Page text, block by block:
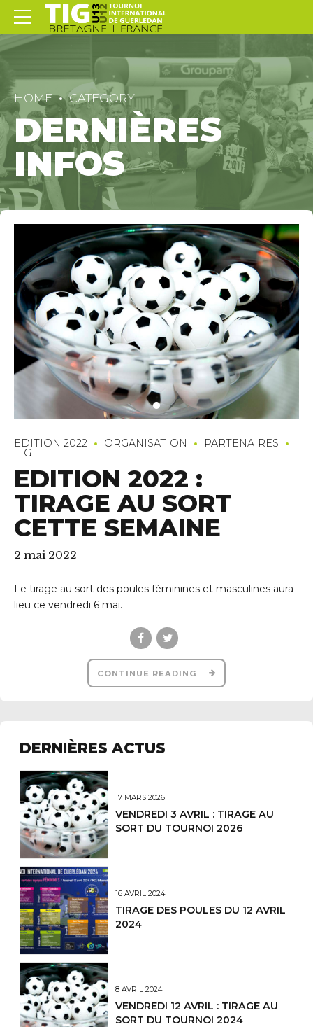
HOME CATEGORY
DERNIÈRES
INFOS
EDITION 2022 ORGANISATION PARTENAIRES
TIG
EDITION 2022 :
TIRAGE AU SORT
CETTE SEMAINE
2 mai 2022
Le tirage au sort des poules féminines et masculines aura
lieu ce vendredi 6 mai.
CONTINUE READING
DERNIÈRES ACTUS
17 MARS 2026
VENDREDI 3 AVRIL : TIRAGE AU
SORT DU TOURNOI 2026
16 AVRIL 2024
TIRAGE DES POULES DU 12 AVRIL
2024
8 AVRIL 2024
VENDREDI 12 AVRIL : TIRAGE AU
SORT DU TOURNOI 2024